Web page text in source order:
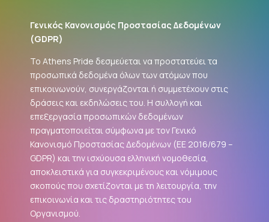
Γενικός Κανονισμός Προστασίας Δεδομένων
(GDPR)
Το Athens Pride δεσμεύεται να προστατεύει τα
προσωπικά δεδομένα όλων των ατόμων που
επικοινωνούν, συνεργάζονται ή συμμετέχουν στις
δράσεις και εκδηλώσεις του. Η συλλογή και
επεξεργασία προσωπικών δεδομένων
πραγματοποιείται σύμφωνα με τον Γενικό
Κανονισμό Προστασίας Δεδομένων (ΕΕ 2016/679 –
GDPR) και την ισχύουσα ελληνική νομοθεσία,
αποκλειστικά για συγκεκριμένους και νόμιμους
σκοπούς που σχετίζονται με τη λειτουργία, την
επικοινωνία και τις δραστηριότητες του
Οργανισμού.